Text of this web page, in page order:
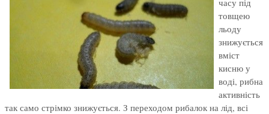
часу під
товщею
льоду
знижується
вміст
кисню у
воді, рибна
активність
так само стрімко знижується. З переходом рибалок на лід, всі